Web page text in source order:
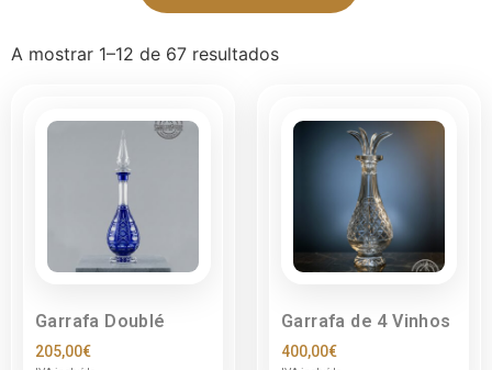
A mostrar 1–12 de 67 resultados
Garrafa Doublé
205,00€
Garrafa de 4 Vinhos
400,00€